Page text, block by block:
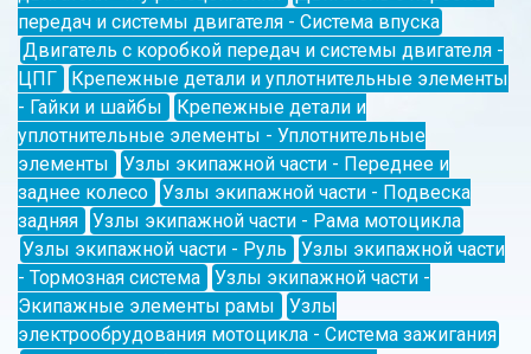
передач и системы двигателя - Система впуска
Двигатель с коробкой передач и системы двигателя -
ЦПГ
Крепежные детали и уплотнительные элементы
- Гайки и шайбы
Крепежные детали и
уплотнительные элементы - Уплотнительные
элементы
Узлы экипажной части - Переднее и
заднее колесо
Узлы экипажной части - Подвеска
задняя
Узлы экипажной части - Рама мотоцикла
Узлы экипажной части - Руль
Узлы экипажной части
- Тормозная система
Узлы экипажной части -
Экипажные элементы рамы
Узлы
электрообрудования мотоцикла - Система зажигания